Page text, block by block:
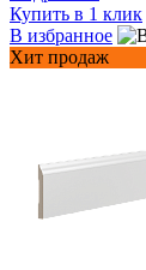
Купить в 1 клик
В избранное
Хит продаж